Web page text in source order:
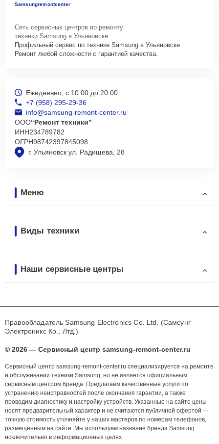
Samsungremontcenter
Сеть сервисных центров по ремонту
техники Samsung в Ульяновске.
Профильный сервис по технике Samsung в Ульяновске.
Ремонт любой сложности с гарантией качества.
г. Ульяновск ул. Радищева, 28
Ежедневно, с 10:00 до 20:00
+7 (958) 295-29-36
info@samsung-remont-center.ru
ООО“Ремонт техники”
ИНН234789782
ОГРН98742397845098
Меню
Виды техники
Наши сервисные центры
Правообладатель Samsung Electronics Co. Ltd. (Самсунг
Электроникс Ко., Лтд.)
© 2026 — Сервисный центр samsung-remont-center.ru
Сервисный центр samsung-remont-center.ru специализируется на ремонте
и обслуживании техники Samsung, но не является официальным
сервисным центром бренда. Предлагаем качественные услуги по
устранению неисправностей после окончания гарантии, а также
проводим диагностику и настройку устройств. Указанные на сайте цены
носят предварительный характер и не считаются публичной офертой —
точную стоимость уточняйте у наших мастеров по номерам телефонов,
размещённым на сайте. Мы используем название бренда Samsung
исключительно в информационных целях.